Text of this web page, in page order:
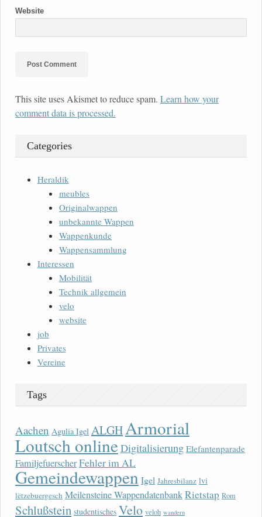
Website
This site uses Akismet to reduce spam. Learn how your
comment data is processed.
Categories
Heraldik
meubles
Originalwappen
unbekannte Wappen
Wappenkunde
Wappensammlung
Interessen
Mobilität
Technik allgemein
velo
website
job
Privates
Vereine
Tags
Aachen Agulia Igel ALGHArmorial
Loutsch onlineDigitalisierung Elefantenparade
FamiljefuerscherFehler im AL
Gemeindewappen Igel Jahresbilanz lvi
lëtzebuergesch Meilensteine WappendatenbankRietstap Rom
Schlußstein studentisches Velo veloh wandern